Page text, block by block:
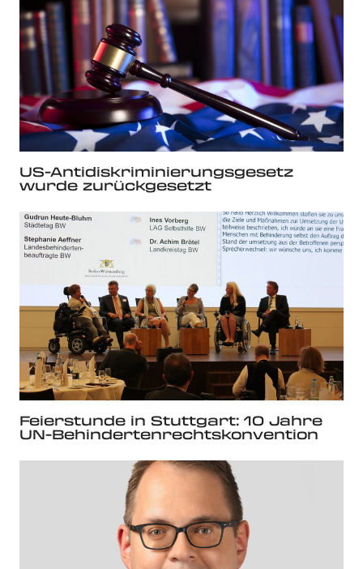
US-Antidiskriminierungsgesetz
wurde zurückgesetzt
Feierstunde in Stuttgart: 10 Jahre
UN-Behindertenrechtskonvention